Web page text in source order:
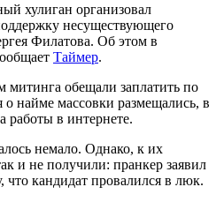
хулиган организовал
несуществующего
Филатова. Об этом в
Таймер.
митинга обещали заплатить по
найме массовки размещались, в
работы в интернете.
немало. Однако, к их
и не получили: пранкер заявил
что кандидат провалился в люк.